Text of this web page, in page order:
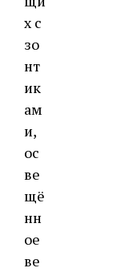
х с
зо
нт
ик
ам
и,
ос
ве
щё
нн
ое
ве